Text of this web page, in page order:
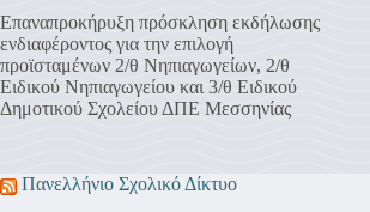
Επαναπροκήρυξη πρόσκληση εκδήλωσης
ενδιαφέροντος για την επιλογή
προϊσταμένων 2/θ Νηπιαγωγείων, 2/θ
Ειδικού Νηπιαγωγείου και 3/θ Ειδικού
Δημοτικού Σχολείου ΔΠΕ Μεσσηνίας
Πανελλήνιο Σχολικό Δίκτυο